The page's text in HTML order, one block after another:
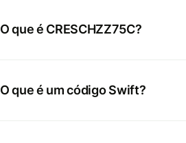
O que é CRESCHZZ75C?
O que é um código Swift?